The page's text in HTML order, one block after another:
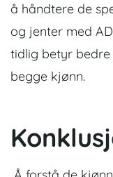
å håndtere de
og jenter med
tidlig betyr
begge kjønn.